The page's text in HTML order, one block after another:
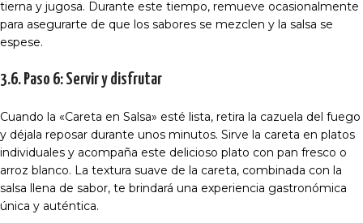
tierna y jugosa. Durante este tiempo, remueve ocasionalmente
para asegurarte de que los sabores se mezclen y la salsa se
espese.
3.6. Paso 6: Servir y disfrutar
Cuando la «Careta en Salsa» esté lista, retira la cazuela del fuego
y déjala reposar durante unos minutos. Sirve la careta en platos
individuales y acompaña este delicioso plato con pan fresco o
arroz blanco. La textura suave de la careta, combinada con la
salsa llena de sabor, te brindará una experiencia gastronómica
única y auténtica.